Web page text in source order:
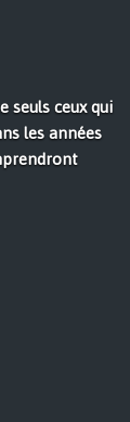
seuls ceux qui
les années